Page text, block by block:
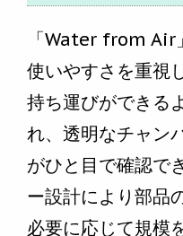
「Water from Air
使いやすさを重視
持ち運びができる
れ、透明なチャン
がひと目で確認で
ー設計により部品
必要に応じて規模